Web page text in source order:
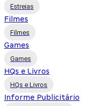
Estreias
Filmes
Filmes
Games
Games
HQs e Livros
HQs e Livros
Informe Publicitário